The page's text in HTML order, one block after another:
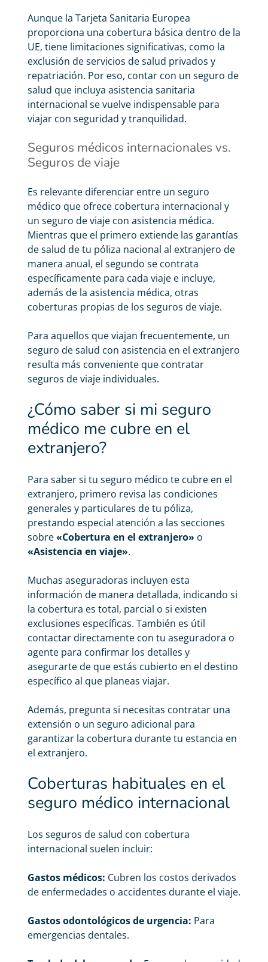
Aunque la Tarjeta Sanitaria Europea
proporciona una cobertura básica dentro de la
UE, tiene limitaciones significativas, como la
exclusión de servicios de salud privados y
repatriación. Por eso, contar con un seguro de
salud que incluya asistencia sanitaria
internacional se vuelve indispensable para
viajar con seguridad y tranquilidad.
Seguros médicos internacionales vs.
Seguros de viaje
Es relevante diferenciar entre un seguro
médico que ofrece cobertura internacional y
un seguro de viaje con asistencia médica.
Mientras que el primero extiende las garantías
de salud de tu póliza nacional al extranjero de
manera anual, el segundo se contrata
específicamente para cada viaje e incluye,
además de la asistencia médica, otras
coberturas propias de los seguros de viaje.
Para aquellos que viajan frecuentemente, un
seguro de salud con asistencia en el extranjero
resulta más conveniente que contratar
seguros de viaje individuales.
¿Cómo saber si mi seguro
médico me cubre en el
extranjero?
Para saber si tu seguro médico te cubre en el
extranjero, primero revisa las condiciones
generales y particulares de tu póliza,
prestando especial atención a las secciones
sobre«Cobertura en el extranjero» o
«Asistencia en viaje».
Muchas aseguradoras incluyen esta
información de manera detallada, indicando si
la cobertura es total, parcial o si existen
exclusiones específicas. También es útil
contactar directamente con tu aseguradora o
agente para confirmar los detalles y
asegurarte de que estás cubierto en el destino
específico al que planeas viajar.
Además, pregunta si necesitas contratar una
extensión o un seguro adicional para
garantizar la cobertura durante tu estancia en
el extranjero.
Coberturas habituales en el
seguro médico internacional
Los seguros de salud con cobertura
internacional suelen incluir:
Gastos médicos: Cubren los costos derivados
de enfermedades o accidentes durante el viaje.
Gastos odontológicos de urgencia: Para
emergencias dentales.